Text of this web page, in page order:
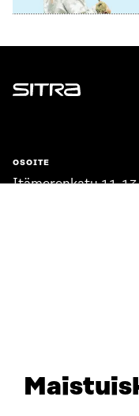
Sitra
OSOITE
Itämerenkatu 11-